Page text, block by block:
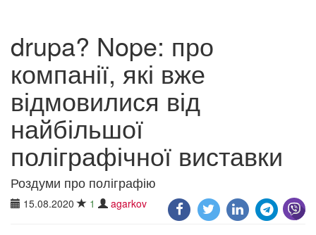
drupa? Nope: про
компанії, які вже
відмовилися від
найбільшої
поліграфічної виставки
Роздуми про поліграфію
15.08.2020 1 agarkov